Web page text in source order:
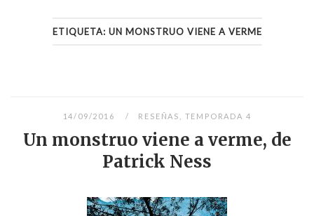
ETIQUETA: UN MONSTRUO VIENE A VERME
14/09/2016 RESEÑAS TEMPORADA 4
Un monstruo viene a verme, de
Patrick Ness